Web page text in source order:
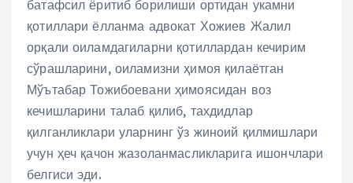
батафсил ёритиб борилиши ортидан укамни
қотиллари ёлланма адвокат Хожиев Жалил
орқали оиламдагиларни қотиллардан кечирим
сўрашларини, оиламизни ҳимоя қилаётган
Мўътабар Тожибоевани ҳимоясидан воз
кечишларини талаб қилиб, тахдидлар
қилганликлари уларнинг ўз жиноий қилмишлари
учун ҳеч қачон жазоланмасликларига ишончлари
белгиси эди.